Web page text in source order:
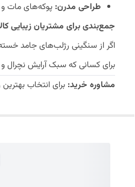
طراحی مدرن: پوکه‌های مات
جمع‌بندی برای مشتریان زیبایی
اگر از سنگینی رژلب‌های جامد
برای کسانی که سبک آرایش نچرال
مشاوره خرید: برای انتخاب